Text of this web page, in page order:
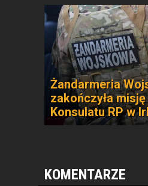
Żandarmeria
zakończyła
Konsulatu RP w
KOMENTARZE